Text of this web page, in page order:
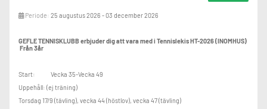
Periode: 25 augustus 2026 - 03 december 2026
GEFLE TENNISKLUBB erbjuder dig att vara med i Tennislekis HT-2026 (INOMHUS)
Från 3år
Start: Vecka 35-Vecka 49
Uppehåll: (ej träning)
Torsdag 17/9 (tävling), vecka 44 (höstlov), vecka 47 (tävling)